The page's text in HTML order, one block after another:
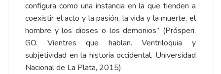
configura como una instancia en la que tienden a
coexistir el acto y la pasión, la vida y la muerte, el
hombre y los dioses o los demonios” (Prósperi,
GO. Vientres que hablan. Ventriloquia y
subjetividad en la historia occidental. Universidad
Nacional de La Plata, 2015).